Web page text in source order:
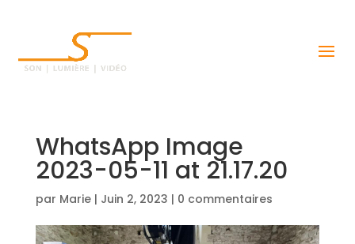
WhatsApp Image
2023-05-11 at 21.17.20
par Marie| Juin 2, 2023 | 0 commentaires